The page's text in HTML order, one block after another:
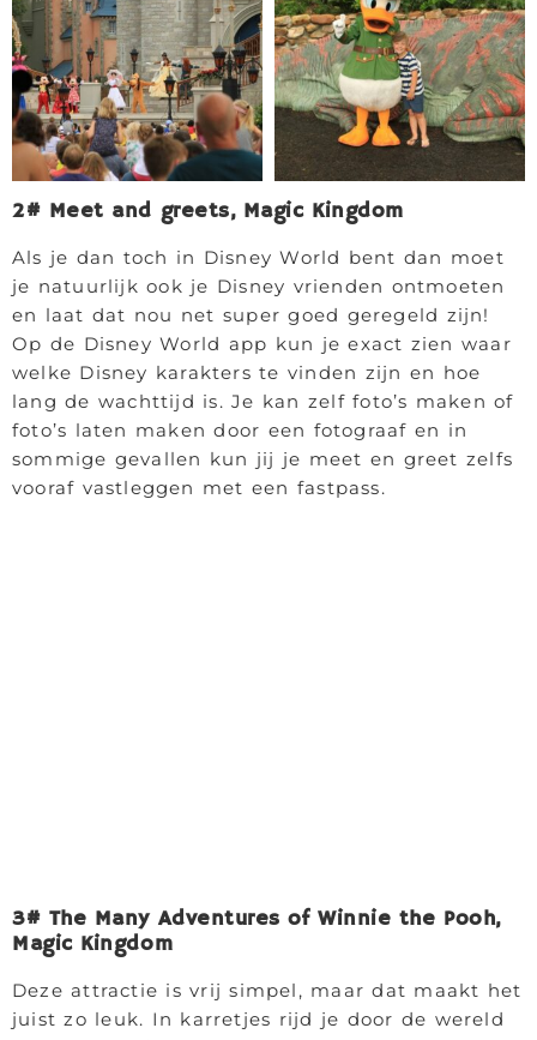
2# Meet and greets, Magic Kingdom
Als je dan toch in Disney World bent dan moet
je natuurlijk ook je Disney vrienden ontmoeten
en laat dat nou net super goed geregeld zijn!
Op de Disney World app kun je exact zien waar
welke Disney karakters te vinden zijn en hoe
lang de wachttijd is. Je kan zelf foto’s maken of
foto’s laten maken door een fotograaf en in
sommige gevallen kun jij je meet en greet zelfs
vooraf vastleggen met een fastpass.
3# The Many Adventures of Winnie the Pooh,
Magic Kingdom
Deze attractie is vrij simpel, maar dat maakt het
juist zo leuk. In karretjes rijd je door de wereld